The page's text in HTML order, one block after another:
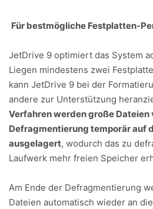
Für bestmögliche Festplatten-
JetDrive 9 optimiert das System
Liegen mindestens zwei
kann JetDrive 9 bei der
andere zur Unterstützung
Verfahren werden große Dateien
Defragmentierung temporär auf
ausgelagert, wodurch das zu
Laufwerk mehr freien Speicher
Am Ende der Defragmentierung
Dateien automatisch wieder an